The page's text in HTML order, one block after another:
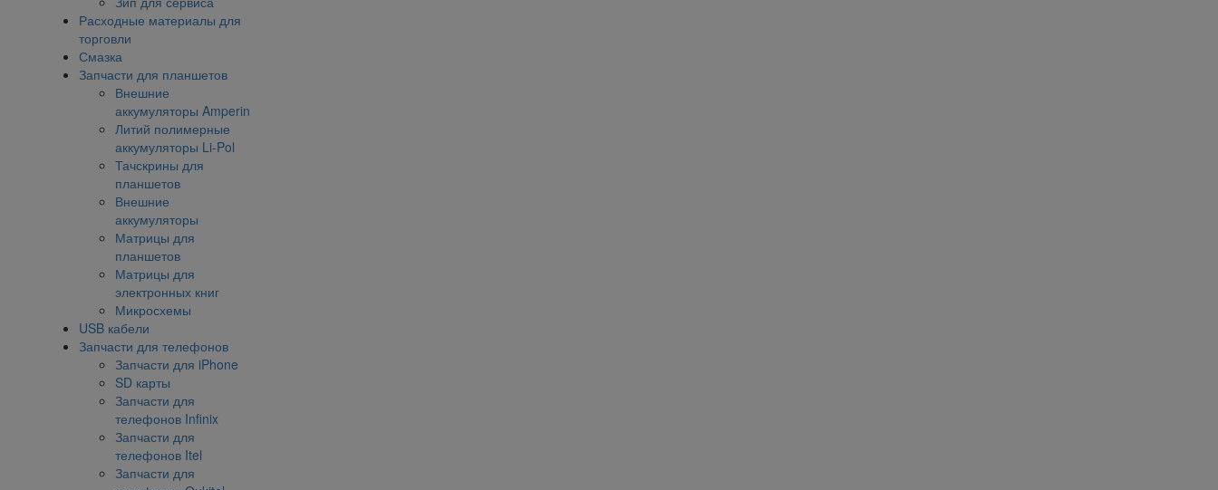
Расходные материалы для
торговли
Смазка
Запчасти для планшетов
Внешние
аккумуляторы Amperin
Литий полимерные
аккумуляторы Li-Pol
Тачскрины для
планшетов
Внешние
аккумуляторы
Матрицы для
планшетов
Матрицы для
электронных книг
Микросхемы
USB кабели
Запчасти для телефонов
Запчасти для iPhone
SD карты
Запчасти для
телефонов Infinix
Запчасти для
телефонов Itel
Запчасти для